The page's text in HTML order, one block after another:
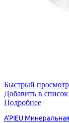
Быстрый просмотр
Добавить в
Подробнее
A’PIEU